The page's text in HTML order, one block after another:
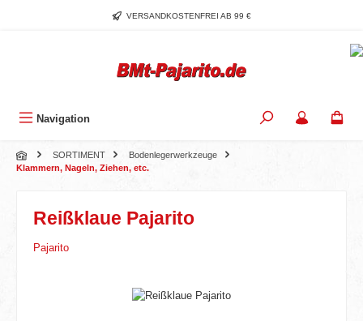
Zum Hauptinhalt springenVERSANDKOSTENFREI AB 99 €
Navigation
SORTIMENT
Bodenlegerwerkzeuge
Klammern, Nageln, Ziehen, etc.
Reißklaue Pajarito
Pajarito
Bildergalerie überspringen